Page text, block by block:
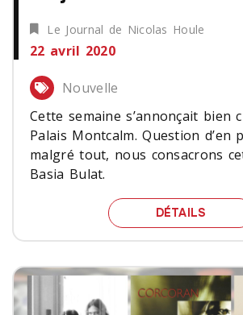
Le Journal de Nicolas Houle
22 avril 2020
Nouvelle
Cette semaine s’annonçait bien
Palais Montcalm. Question d’en
malgré tout, nous consacrons
Basia Bulat.
DÉTAILS LA